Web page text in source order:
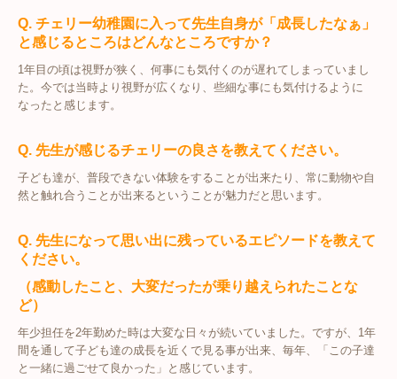
Q. チェリー幼稚園に入って先生自身が「成長したなぁ」
と感じるところはどんなところですか？
1年目の頃は視野が狭く、何事にも気付くのが遅れてしまっていまし
た。今では当時より視野が広くなり、些細な事にも気付けるように
なったと感じます。
Q. 先生が感じるチェリーの良さを教えてください。
子ども達が、普段できない体験をすることが出来たり、常に動物や自
然と触れ合うことが出来るということが魅力だと思います。
Q. 先生になって思い出に残っているエピソードを教えて
ください。
（感動したこと、大変だったが乗り越えられたことな
ど）
年少担任を2年勤めた時は大変な日々が続いていました。ですが、1年
間を通して子ども達の成長を近くで見る事が出来、毎年、「この子達
と一緒に過ごせて良かった」と感じています。